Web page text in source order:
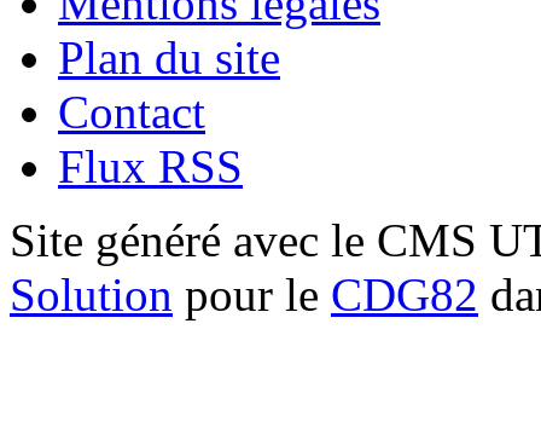
Plan du site
Contact
Flux RSS
Site généré avec le CMS
Solution pour le CDG82